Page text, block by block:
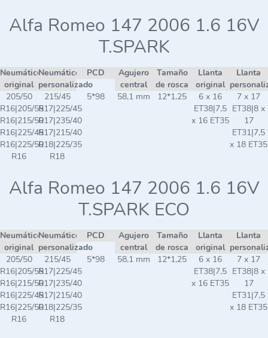
Alfa Romeo 147 2006 1.6 16V
T.SPARK
Neumático
original
Neumático
personalizado
PCD
Agujero
central
Tamaño
de rosca
Llanta
original
Llanta
205/50
R16|205/55
R16|215/50
R16|225/45
R16|225/50
R16
215/45
R17|225/45
R17|235/40
R17|215/40
R18|225/35
R18
5*98 58,1 mm 12*1,25
6 x 16
ET38|7,5
x 16 ET35
7 x 17
ET38|8 x
17
ET31|7,5
x 18 ET35
Alfa Romeo 147 2006 1.6 16V
T.SPARK ECO
Neumático
original
Neumático
personalizado
PCD
Agujero
central
Tamaño
de rosca
Llanta
original
Llanta
205/50
R16|205/55
R16|215/50
R16|225/45
R16|225/50
R16
215/45
R17|225/45
R17|235/40
R17|215/40
R18|225/35
R18
5*98 58,1 mm 12*1,25
6 x 16
ET38|7,5
x 16 ET35
7 x 17
ET38|8 x
17
ET31|7,5
x 18 ET35